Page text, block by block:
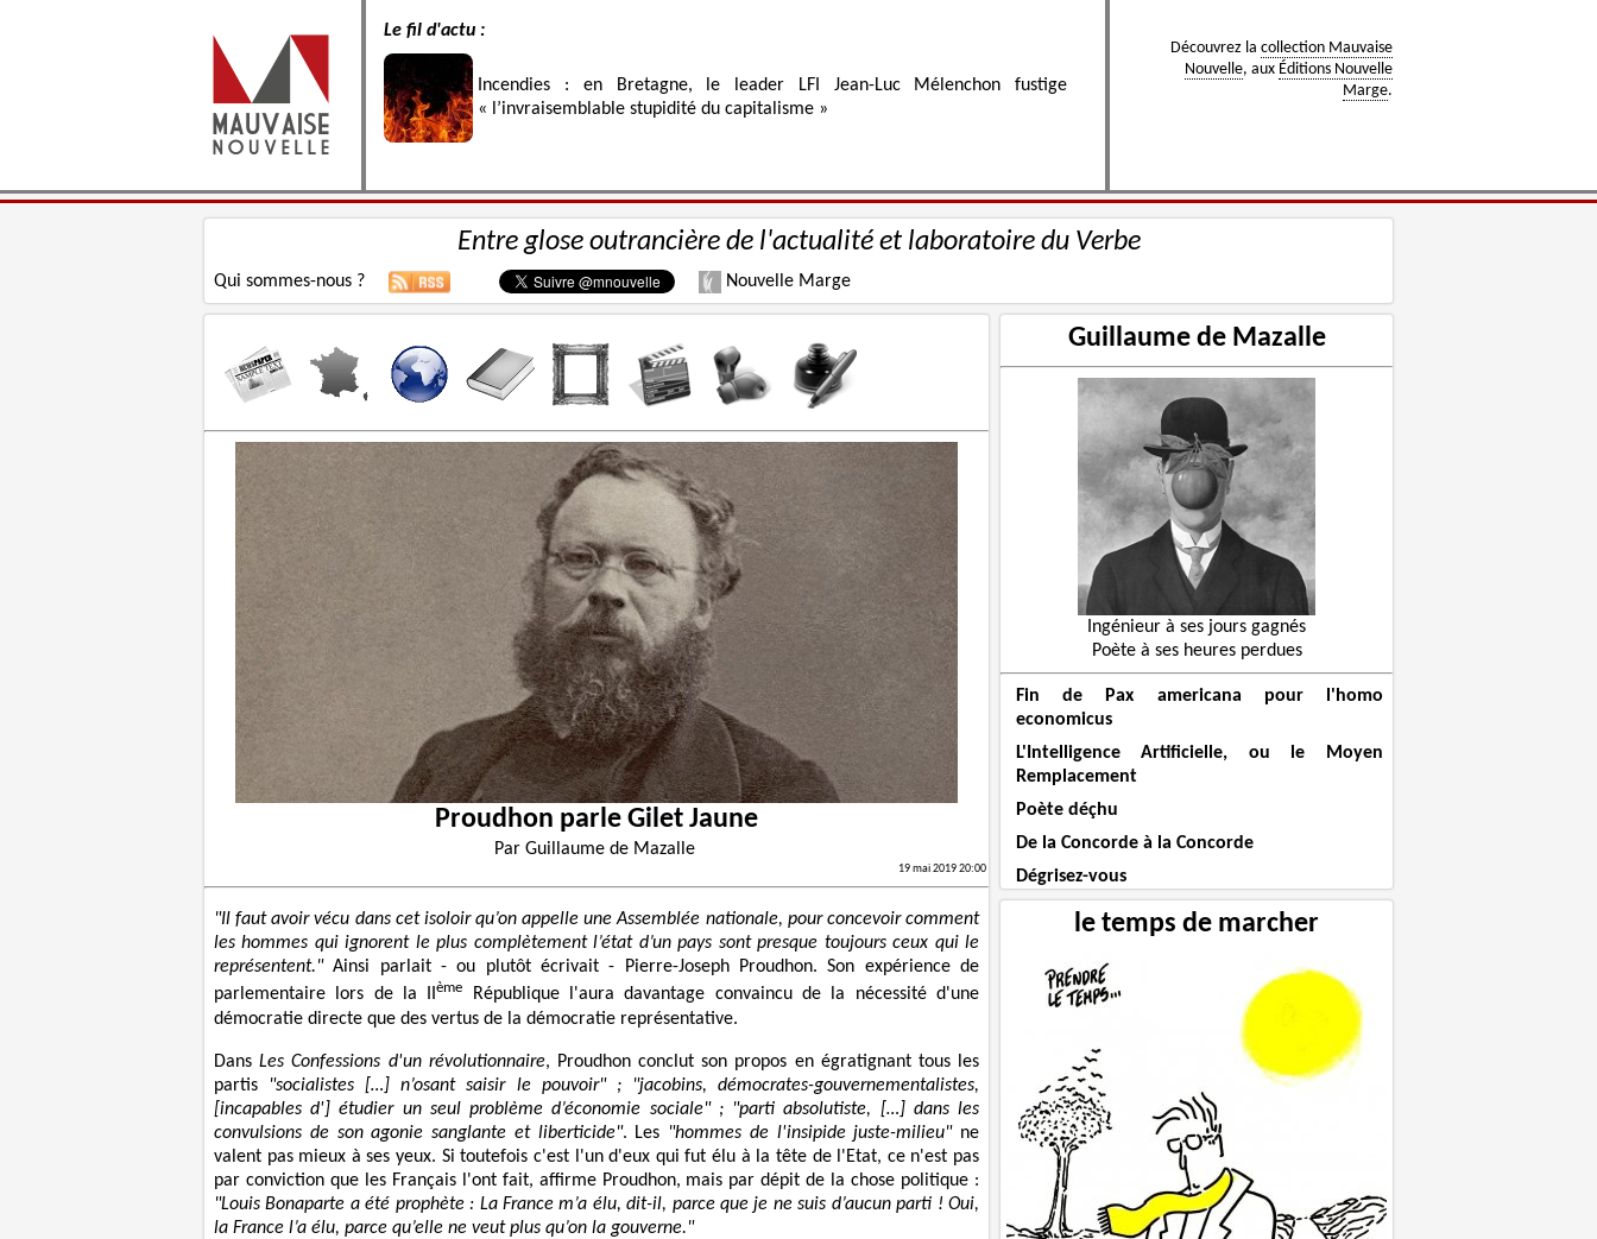
Le fil d'actu :
Incendies : en Bretagne, le leader LFI Jean-Luc Mélenchon fustige
« l’invraisemblable stupidité du capitalisme »
Découvrez la collection Mauvaise
Nouvelle, aux Éditions Nouvelle
Marge.
Entre glose outrancière de l'actualité et laboratoire du Verbe
Qui sommes-nous ? Nouvelle Marge
Proudhon parle Gilet Jaune
Par Guillaume de Mazalle
19 mai 2019 20:00
"Il faut avoir vécu dans cet isoloir qu’on appelle une Assemblée nationale, pour concevoir comment
les hommes qui ignorent le plus complètement l’état d’un pays sont presque toujours ceux qui le
représentent."Ainsi parlait - ou plutôt écrivait - Pierre-Joseph Proudhon. Son expérience de
parlementaire lors de la IIème
République l'aura davantage convaincu de la nécessité d'une
démocratie directe que des vertus de la démocratie représentative.
DansLes Confessions d'un révolutionnaire, Proudhon conclut son propos en égratignant tous les
partis
"socialistes […] n’osant saisir le pouvoir" ;
"jacobins, démocrates-gouvernementalistes,
[incapables d'] étudier un seul problème d’économie sociale" ; "parti absolutiste, […] dans les
convulsions de son agonie sanglante et liberticide". Les "hommes de l'insipide juste-milieu"ne
valent pas mieux à ses yeux. Si toutefois c'est l'un d'eux qui fut élu à la tête de l'Etat, ce n'est pas
par conviction que les Français l'ont fait, affirme Proudhon, mais par dépit de la chose politique :
"Louis Bonaparte a été prophète : La France m’a élu, dit-il, parce que je ne suis d’aucun parti ! Oui,
la France l’a élu, parce qu’elle ne veut plus qu’on la gouverne."
Guillaume de Mazalle
Ingénieur à ses jours gagnés
Poète à ses heures perdues
Fin de Pax americana pour l'homo
economicus
L'Intelligence Artificielle, ou le Moyen
Remplacement
Poète déçhu
De la Concorde à la Concorde
Dégrisez-vous
le temps de marcher